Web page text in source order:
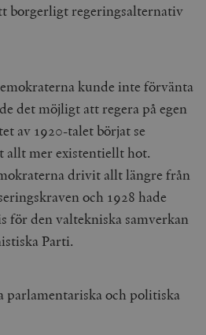
borgerligt regeringsalternativ
kunde inte förvänta
det möjligt att regera på egen
av 1920-talet börjat se
allt mer existentiellt hot.
drivit allt längre från
och 1928 hade
för den valtekniska samverkan
Parti.
parlamentariska och politiska